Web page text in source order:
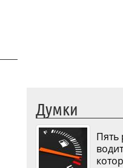
Думки
Пять